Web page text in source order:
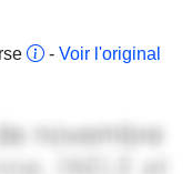
- Voir l'original